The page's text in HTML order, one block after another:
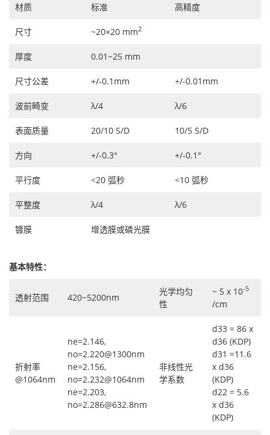
材质 标准 高精度
尺寸 ~20×20 mm2
厚度 0.01~25 mm
尺寸公差 +/-0.1mm +/-0.01mm
波前畸变 λ/4 λ/6
表面质量 20/10 S/D 10/5 S/D
方向 +/-0.3° +/-0.1°
平行度 <20 弧秒 <10 弧秒
平整度 λ/4 λ/6
镀膜 增透膜或磷光膜
基本特性：
透射范围 420~5200nm
光学均匀
性
~ 5 x 10-5
/cm
折射率
@1064nm
ne=2.146,
no=2.220@1300nm
ne=2.156,
no=2.232@1064nm
ne=2.203,
no=2.286@632.8nm
非线性光
学系数
d33 = 86 x
d36 (KDP)
d31 =11.6
x d36
(KDP)
d22 = 5.6
x d36
(KDP)